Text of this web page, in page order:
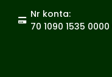
Nr konta:
70 1090 1535